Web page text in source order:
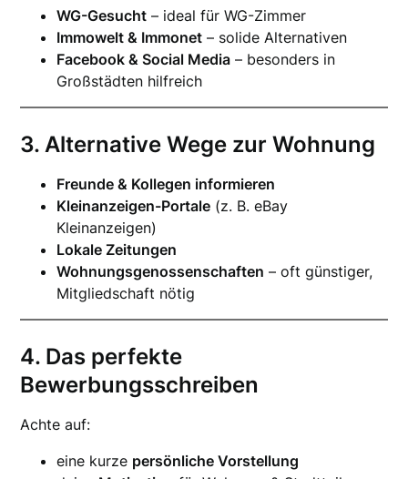
WG-Gesucht – ideal für WG-Zimmer
Immowelt & Immonet – solide Alternativen
Facebook & Social Media – besonders in
Großstädten hilfreich
3. Alternative Wege zur Wohnung
Freunde & Kollegen informieren
Kleinanzeigen-Portale (z. B. eBay
Kleinanzeigen)
Lokale Zeitungen
Wohnungsgenossenschaften – oft günstiger,
Mitgliedschaft nötig
4. Das perfekte
Bewerbungsschreiben
Achte auf:
eine kurze persönliche Vorstellung